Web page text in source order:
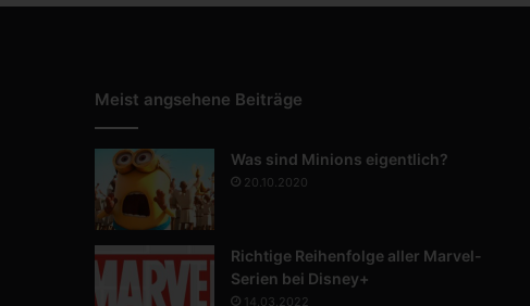
Meist angsehene Beiträge
Was sind Minions eigentlich?
20.10.2020
Richtige Reihenfolge aller Marvel-
Serien bei Disney+
14.03.2022